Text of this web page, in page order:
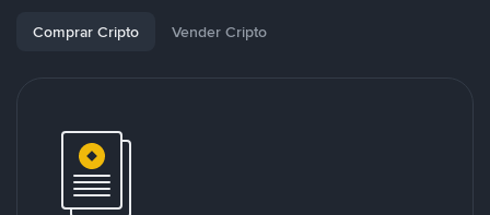
Comprar Cripto Vender Cripto